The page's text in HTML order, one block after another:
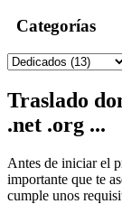
Categorías
Traslado
.net .org ...
Antes de iniciar el
importante que te
cumple unos